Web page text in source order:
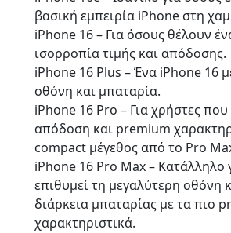
βασική εμπειρία iPhone στη
iPhone 16 – Για όσους θέλουν
ισορροπία τιμής και απόδοσης.
iPhone 16 Plus – Ένα iPhone 16
οθόνη και μπαταρία.
iPhone 16 Pro – Για χρήστες
απόδοση και premium
compact μέγεθος από το Pro
iPhone 16 Pro Max – Κατάλληλο
επιθυμεί τη μεγαλύτερη οθόνη
διάρκεια μπαταρίας με τα πιο
χαρακτηριστικά.